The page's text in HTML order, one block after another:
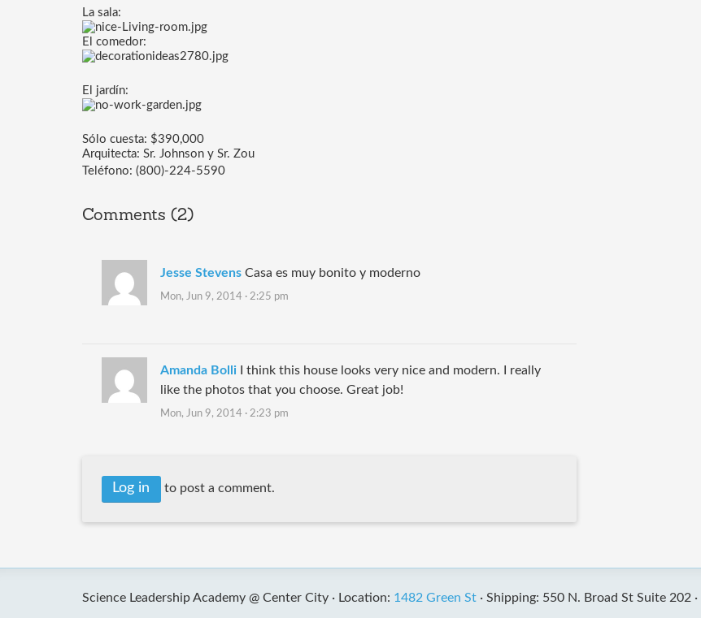
La sala:
El comedor:
El jardín:
Sólo cuesta: $390,000
Arquitecta: Sr. Johnson y Sr. Zou
Teléfono: (800)-224-5590
Comments (2)
Jesse Stevens Casa es muy bonito y moderno
Mon, Jun 9, 2014 · 2:25 pm
Amanda Bolli
I think this house looks very nice and modern. I really
like the photos that you choose. Great job!
Mon, Jun 9, 2014 · 2:23 pm
Log in to post a comment.
Science Leadership Academy @ Center City · Location: 1482 Green St· Shipping: 550 N. Broad St Suite 202 ·